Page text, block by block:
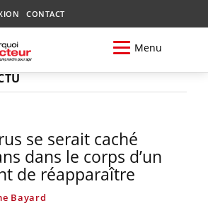
CONTACT
Menu
se serait caché
dans le corps d’un
de réapparaître
Bayard